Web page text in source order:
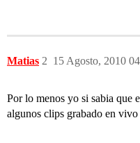
Matias 15 Agosto, 2010
2
Por lo menos yo si sabia que
algunos clips grabado en vivo